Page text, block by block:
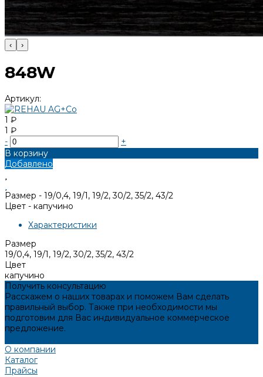
‹ ›
848W
Артикул:
1 ₽
1 ₽
-
+
В корзину
Добавлено
Размер - 19/0,4, 19/1, 19/2, 30/2, 35/2, 43/2
Цвет - капучино
Характеристики
Размер
19/0,4, 19/1, 19/2, 30/2, 35/2, 43/2
Цвет
капучино
Получить консультацию
Расскажем о наших товарах и поможем Вам сделать
правильный выбор. Также при необходимости мы
подготовим для Вас индивидуальное коммерческое
предложение.
О компании
Каталог
Прайсы